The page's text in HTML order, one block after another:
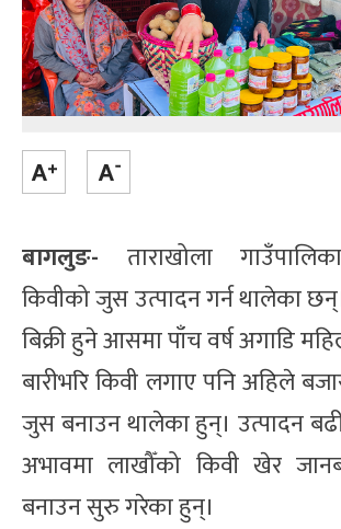
बागलुङ- ताराखोला
किवीको जुस उत्पादन गर्न थालेका
बिक्री हुने आसमा पाँच वर्ष अगाडि
बारीभरि किवी लगाए पनि अहिले
जुस बनाउन थालेका हुन्। उत्पादन
अभावमा लाखौँको किवी खेर
बनाउन सुरु गरेका हुन्।